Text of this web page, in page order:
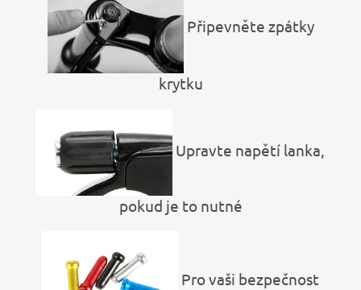
Připevněte zpátky
krytku
Upravte napětí lanka,
pokud je to nutné
Pro vaši bezpečnost